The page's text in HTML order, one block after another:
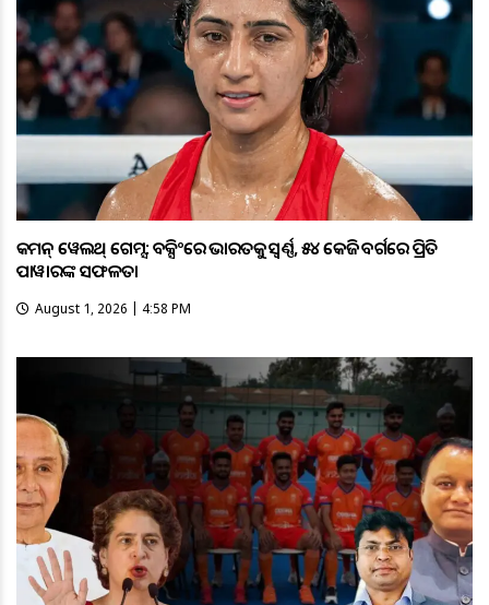
କମନ୍ ୱେଲଥ୍ ଗେମ୍ସ: ବକ୍ସିଂରେ ଭାରତକୁ ସ୍ବର୍ଣ୍ଣ, ୫୪ କେଜି ବର୍ଗରେ ପ୍ରିତି
ପାୱାରଙ୍କ ସଫଳତା
August 1, 2026 | 4:58 PM